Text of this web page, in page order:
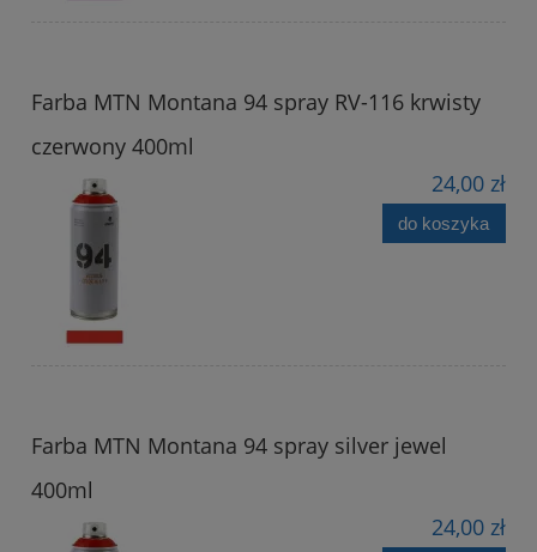
Farba MTN Montana 94 spray RV-116 krwisty
czerwony 400ml
24,00 zł
do koszyka
Farba MTN Montana 94 spray silver jewel
400ml
24,00 zł